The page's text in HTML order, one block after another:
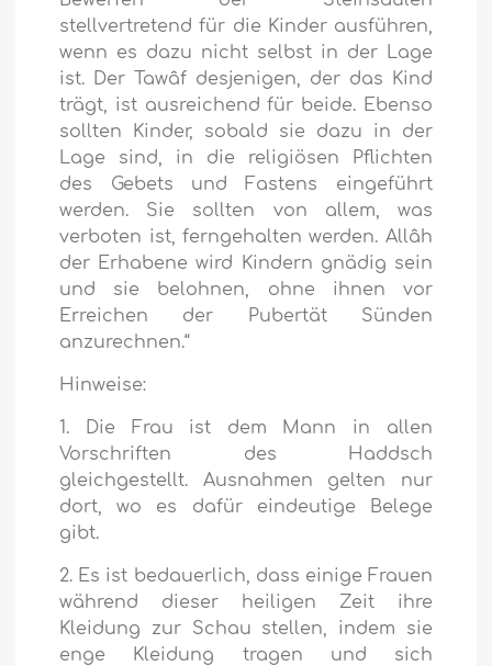
stellvertretend für die Kinder ausführen,
wenn es dazu nicht selbst in der Lage
ist. Der Tawâf desjenigen, der das Kind
trägt, ist ausreichend für beide. Ebenso
sollten Kinder, sobald sie dazu in der
Lage sind, in die religiösen Pflichten
des Gebets und Fastens eingeführt
werden. Sie sollten von allem, was
verboten ist, ferngehalten werden. Allâh
der Erhabene wird Kindern gnädig sein
und sie belohnen, ohne ihnen vor
Erreichen der Pubertät Sünden
anzurechnen.“
Hinweise:
1. Die Frau ist dem Mann in allen
Vorschriften des Haddsch
gleichgestellt. Ausnahmen gelten nur
dort, wo es dafür eindeutige Belege
gibt.
2. Es ist bedauerlich, dass einige Frauen
während dieser heiligen Zeit ihre
Kleidung zur Schau stellen, indem sie
enge Kleidung tragen und sich